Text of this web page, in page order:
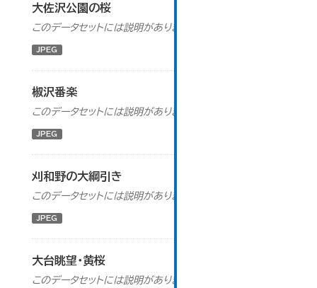
大佐沢公園の桜
このデータセットには説明がありません
JPEG
椒沢番楽
このデータセットには説明がありません
JPEG
刈和野の大綱引き
このデータセットには説明がありません
JPEG
大台眺望・黄桜
このデータセットには説明がありません